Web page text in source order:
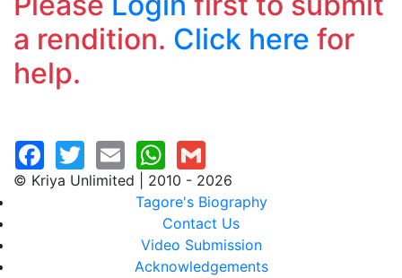
a rendition. Click here for
help.
© Kriya Unlimited | 2010 - 2026
Tagore's Biography
Contact Us
Video Submission
Acknowledgements